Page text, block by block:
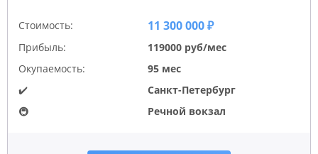
Стоимость: 11 300 000 ₽
Прибыль:
119000 руб/мес
Окупаемость:
95 мес
✔️
Санкт-Петербург
🚇
Речной вокзал